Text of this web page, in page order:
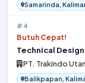
Samarinda,
#4
Butuh Cepat!
Technical
PT. Trakindo
Balikpapan,